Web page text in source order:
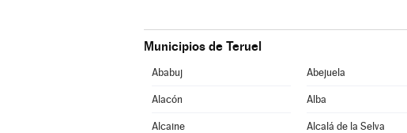
Municipios de Teruel
Ababuj Abejuela
Alacón Alba
Alcaine Alcalá de la Selva